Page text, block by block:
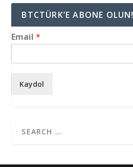
BTCTÜRK’E ABONE OLUN!
Email*
Kaydol